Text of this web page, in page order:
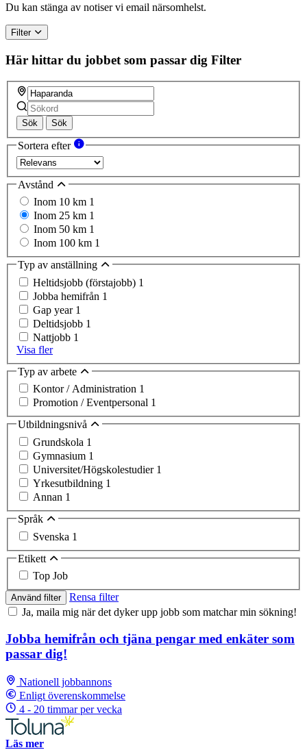
Du kan stänga av notiser vi email närsomhelst.
Filter
Här hittar du jobbet som passar dig Filter
Sök Sök
Sortera efter
Avstånd
Inom 10 km 1
Inom 25 km 1
Inom 50 km 1
Inom 100 km 1
Typ av anställning
Heltidsjobb (förstajobb) 1
Jobba hemifrån 1
Gap year 1
Deltidsjobb 1
Nattjobb 1
Visa fler
Typ av arbete
Kontor / Administration 1
Promotion / Eventpersonal 1
Utbildningsnivå
Grundskola 1
Gymnasium 1
Universitet/Högskolestudier 1
Yrkesutbildning 1
Annan 1
Språk
Svenska 1
Etikett
Top Job
Använd filter
Rensa filter
Ja, maila mig när det dyker upp jobb som matchar min sökning!
Jobba hemifrån och tjäna pengar med enkäter som
passar dig!
Nationell jobbannons
Enligt överenskommelse
4 - 20 timmar per vecka
Läs mer